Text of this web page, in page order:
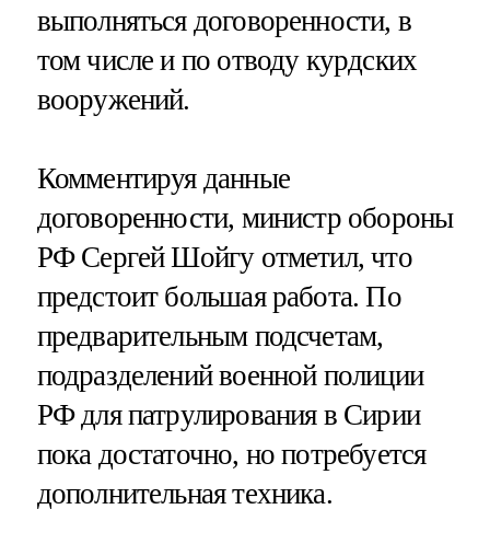
выполняться договоренности, в
том числе и по отводу курдских
вооружений.
Комментируя данные
договоренности, министр обороны
РФ Сергей Шойгу отметил, что
предстоит большая работа. По
предварительным подсчетам,
подразделений военной полиции
РФ для патрулирования в Сирии
пока достаточно, но потребуется
дополнительная техника.